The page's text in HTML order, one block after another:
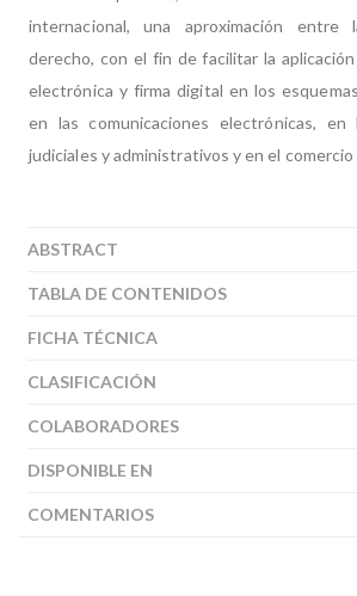
internacional, una aproximación
derecho, con el fin de facilitar la
electrónica y firma digital en los
en las comunicaciones electrónicas, en
judiciales y administrativos y en el
ABSTRACT
TABLA DE CONTENIDOS
FICHA TÉCNICA
CLASIFICACIÓN
COLABORADORES
DISPONIBLE EN
COMENTARIOS